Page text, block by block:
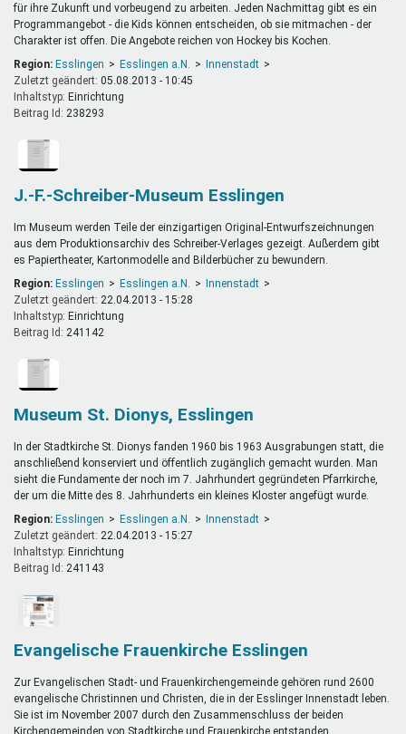
für ihre Zukunft und vorbeugend zu arbeiten. Jeden Nachmittag gibt es ein
Programmangebot - die Kids können entscheiden, ob sie mitmachen - der
Charakter ist offen. Die Angebote reichen von Hockey bis Kochen.
Region: Esslingen Esslingen a.N.
Innenstadt
Zuletzt geändert: 05.08.2013 - 10:45
Inhaltstyp:
einrichtung
Beitrag Id: 238293
J.-F.-Schreiber-Museum Esslingen
Im Museum werden Teile der einzigartigen Original-Entwurfszeichnungen
aus dem Produktionsarchiv des Schreiber-Verlages gezeigt. Außerdem gibt
es Papiertheater, Kartonmodelle and Bilderbücher zu bewundern.
Region: Esslingen Esslingen a.N.
Innenstadt
Zuletzt geändert: 22.04.2013 - 15:28
Inhaltstyp:
einrichtung
Beitrag Id: 241142
Museum St. Dionys, Esslingen
In der Stadtkirche St. Dionys fanden 1960 bis 1963 Ausgrabungen statt, die
anschließend konserviert und öffentlich zugänglich gemacht wurden. Man
sieht die Fundamente der noch im 7. Jahrhundert gegründeten Pfarrkirche,
der um die Mitte des 8. Jahrhunderts ein kleines Kloster angefügt wurde.
Region: Esslingen Esslingen a.N.
Innenstadt
Zuletzt geändert: 22.04.2013 - 15:27
Inhaltstyp:
einrichtung
Beitrag Id: 241143
Evangelische Frauenkirche Esslingen
Zur Evangelischen Stadt- und Frauenkirchengemeinde gehören rund 2600
evangelische Christinnen und Christen, die in der Esslinger Innenstadt leben.
Sie ist im November 2007 durch den Zusammenschluss der beiden
Kirchengemeinden von Stadtkirche und Frauenkirche entstanden.